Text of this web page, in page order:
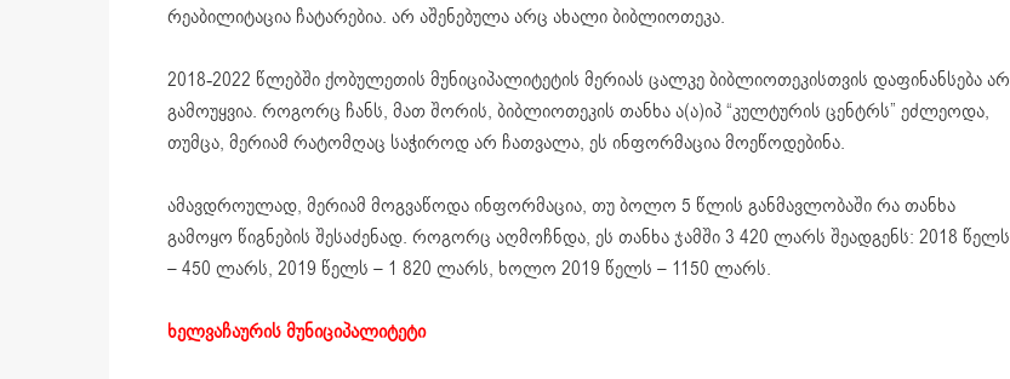
რეაბილიტაცია ჩატარებია. არ აშენებულა არც ახალი ბიბლიოთეკა.
2018-2022 წლებში ქობულეთის მუნიციპალიტეტის მერიას ცალკე ბიბლიოთეკისთვის დაფინანსება არ
გამოუყვია. როგორც ჩანს, მათ შორის, ბიბლიოთეკის თანხა ა(ა)იპ “კულტურის ცენტრს” ეძლეოდა,
თუმცა, მერიამ რატომღაც საჭიროდ არ ჩათვალა, ეს ინფორმაცია მოეწოდებინა.
ამავდროულად, მერიამ მოგვაწოდა ინფორმაცია, თუ ბოლო 5 წლის განმავლობაში რა თანხა
გამოყო წიგნების შესაძენად. როგორც აღმოჩნდა, ეს თანხა ჯამში 3 420 ლარს შეადგენს: 2018 წელს
– 450 ლარს, 2019 წელს – 1 820 ლარს, ხოლო 2019 წელს – 1150 ლარს.
ხელვაჩაურის მუნიციპალიტეტი